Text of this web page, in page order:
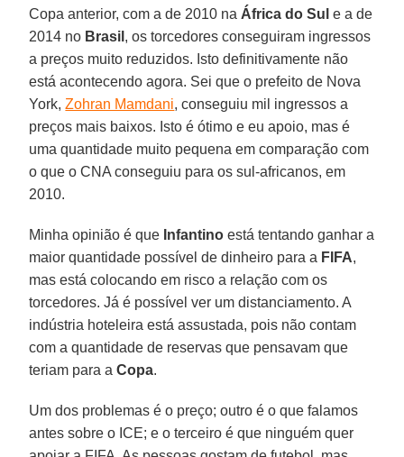
Copa anterior, com a de 2010 na África do Sule a de
2014 no Brasil , os torcedores conseguiram ingressos
a preços muito reduzidos. Isto definitivamente não
está acontecendo agora. Sei que o prefeito de Nova
York,Zohran Mamdani, conseguiu mil ingressos a
preços mais baixos. Isto é ótimo e eu apoio, mas é
uma quantidade muito pequena em comparação com
o que o CNA conseguiu para os sul-africanos, em
2010.
Minha opinião é que Infantino está tentando ganhar a
maior quantidade possível de dinheiro para a FIFA,
mas está colocando em risco a relação com os
torcedores. Já é possível ver um distanciamento. A
indústria hoteleira está assustada, pois não contam
com a quantidade de reservas que pensavam que
teriam para aCopa.
Um dos problemas é o preço; outro é o que falamos
antes sobre o ICE; e o terceiro é que ninguém quer